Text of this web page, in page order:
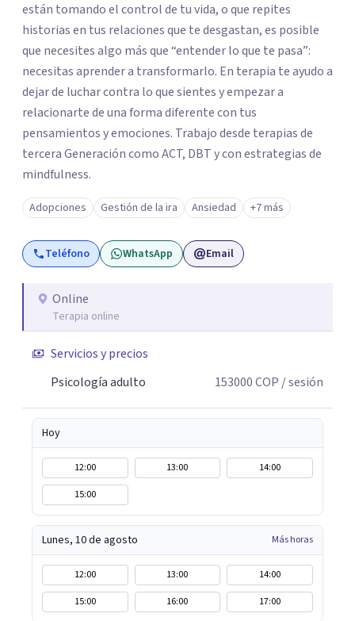
están tomando el control de tu vida, o que repites
historias en tus relaciones que te desgastan, es posible
que necesites algo más que “entender lo que te pasa”:
necesitas aprender a transformarlo. En terapia te ayudo a
dejar de luchar contra lo que sientes y empezar a
relacionarte de una forma diferente con tus
pensamientos y emociones. Trabajo desde terapias de
tercera Generación como ACT, DBT y con estrategias de
mindfulness.
Adopciones Gestión de la ira Ansiedad +7 más
Teléfono WhatsApp Email
Online
Terapia online
Servicios y precios
Psicología adulto
153000COP / sesión
Hoy
12:00 13:00
14:00
15:00
Lunes, 10 de agosto Más horas
12:00 13:00
14:00
15:00
16:00 17:00